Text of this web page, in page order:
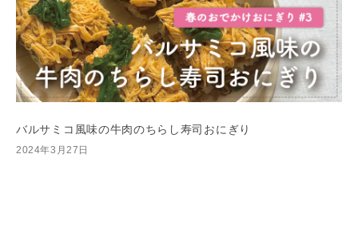
バルサミコ風味の牛肉のちらし寿司おにぎり
2024年3月27日